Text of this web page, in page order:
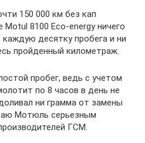
150 000 км без кап
8100 Eco-energy ничего
десятку пробега и ни
пройденный километраж.
пробег, ведь с учетом
по 8 часов в день не
ни грамма от замены
Мотюль серьезным
ГСМ.